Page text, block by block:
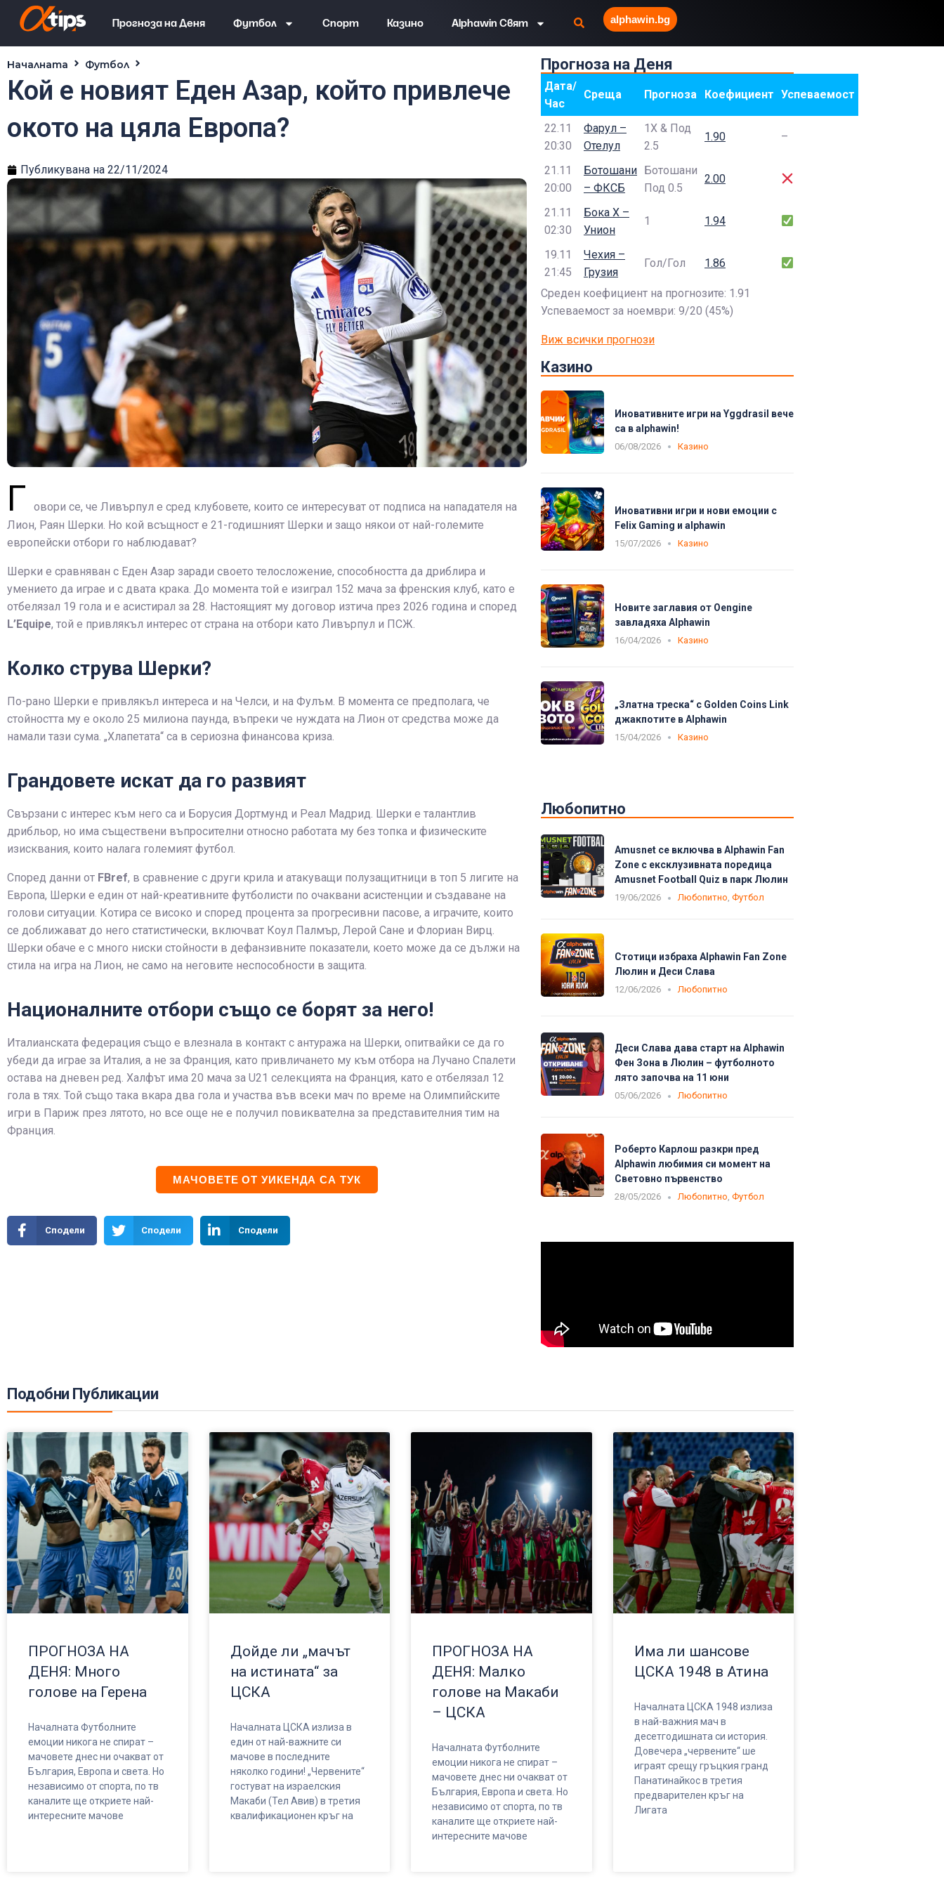
alphawin.bg
Прогноза на Деня Футбол Спорт Казино Alphawin Свят
Началната Футбол
Кой е новият Еден Азар, който привлече
окото на цяла Европа?
Публикувана на 22/11/2024
Г
овори се, че Ливърпул е сред клубовете, които се интересуват от подписа на нападателя на
Лион, Раян Шерки. Но кой всъщност е 21-годишният Шерки и защо някои от най-големите
европейски отбори го наблюдават?
Шерки е сравняван с Еден Азар заради своето телосложение, способността да дриблира и
умението да играе и с двата крака. До момента той е изиграл 152 мача за френския клуб, като е
отбелязал 19 гола и е асистирал за 28. Настоящият му договор изтича през 2026 година и според
L’Equipe, той е привлякъл интерес от страна на отбори като Ливърпул и ПСЖ.
Колко струва Шерки?
По-рано Шерки е привлякъл интереса и на Челси, и на Фулъм. В момента се предполага, че
стойността му е около 25 милиона паунда, въпреки че нуждата на Лион от средства може да
намали тази сума. „Хлапетата“ са в сериозна финансова криза.
Грандовете искат да го развият
Свързани с интерес към него са и Борусия Дортмунд и Реал Мадрид. Шерки е талантлив
дрибльор, но има съществени въпросителни относно работата му без топка и физическите
изисквания, които налага големият футбол.
Според данни от FBref, в сравнение с други крила и атакуващи полузащитници в топ 5 лигите на
Европа, Шерки е един от най-креативните футболисти по очаквани асистенции и създаване на
голови ситуации. Котира се високо и според процента за прогресивни пасове, а играчите, които
се доближават до него статистически, включват Коул Палмър, Лерой Сане и Флориан Вирц.
Шерки обаче е с много ниски стойности в дефанзивните показатели, което може да се дължи на
стилa на игра на Лион, не само на неговите неспособности в защита.
Националните отбори също се борят за него!
Италианската федерация също е влезнала в контакт с антуража на Шерки, опитвайки се да го
убеди да играе за Италия, а не за Франция, като привличането му към отбора на Лучано Спалети
остава на дневен ред. Халфът има 20 мача за U21 селекцията на Франция, като е отбелязал 12
гола в тях. Той също така вкара два гола и участва във всеки мач по време на Олимпийските
игри в Париж през лятото, но все още не е получил повиквателна за представителния тим на
Франция.
МАЧОВЕТЕ ОТ УИКЕНДА СА ТУК
Сподели Сподели Сподели
Прогноза на Деня
Дата/
Час
Среща Прогноза Коефициент Успеваемост
22.11
20:30
Фарул –
Отелул
1Х & Под
2.5
1.90 –
21.11
20:00
Ботошани
– ФКСБ
Ботошани
Под 0.5
2.00
21.11
02:30
Бока Х –
Унион
1 1.94
19.11
21:45
Чехия –
Грузия
Гол/Гол 1.86
Среден коефициент на прогнозите: 1.91
Успеваемост за ноември: 9/20 (45%)
Виж всички прогнози
Казино
Иновативните игри на Yggdrasil вече
са в alphawin!
06/08/2026 Казино
Иновативни игри и нови емоции с
Felix Gaming и alphawin
15/07/2026 Казино
Новите заглавия от Oengine
завладяха Alphawin
16/04/2026 Казино
„Златна треска“ с Golden Coins Link
джакпотите в Alphawin
15/04/2026 Казино
Любопитно
Amusnet се включва в Alphawin Fan
Zone с ексклузивната поредица
Amusnet Football Quiz в парк Люлин
19/06/2026 Любопитно, Футбол
Стотици избраха Alphawin Fan Zone
Люлин и Деси Слава
12/06/2026 Любопитно
Деси Слава дава старт на Alphawin
Фен Зона в Люлин – футболното
лято започва на 11 юни
05/06/2026 Любопитно
Роберто Карлош разкри пред
Alphawin любимия си момент на
Световно първенство
28/05/2026 Любопитно, Футбол
Подобни Публикации
ПРОГНОЗА НА
ДЕНЯ: Много
голове на Герена
Началната Футболните
емоции никога не спират –
мачовете днес ни очакват от
България, Европа и света. Но
независимо от спорта, по тв
каналите ще откриете най-
интересните мачове
Дойде ли „мачът
на истината“ за
ЦСКА
Началната ЦСКА излиза в
един от най-важните си
мачове в последните
няколко години! „Червените“
гостуват на израелския
Макаби (Тел Авив) в третия
квалификационен кръг на
ПРОГНОЗА НА
ДЕНЯ: Малко
голове на Макаби
– ЦСКА
Началната Футболните
емоции никога не спират –
мачовете днес ни очакват от
България, Европа и света. Но
независимо от спорта, по тв
каналите ще откриете най-
интересните мачове
Има ли шансове
ЦСКА 1948 в Атина
Началната ЦСКА 1948 излиза
в най-важния мач в
десетгодишната си история.
Довечера „червените“ ше
играят срещу гръцкия гранд
Панатинайкос в третия
предварителен кръг на
Лигата